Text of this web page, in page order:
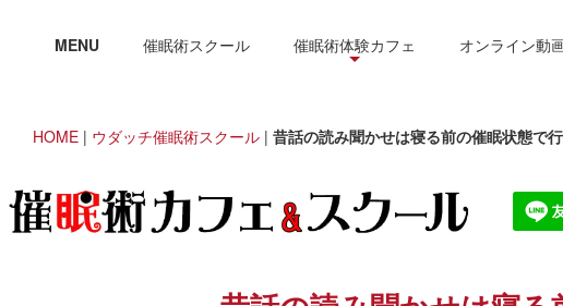
MENU 催眠術スクール 催眠術体験カフェ オンライン動
HOME | ウダッチ催眠術スクール | 昔話の読み聞かせは寝る前の催眠状態で